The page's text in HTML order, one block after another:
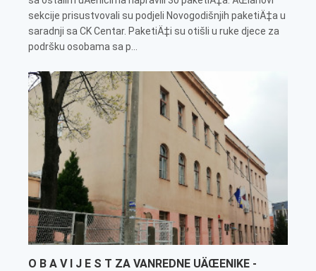
sekcije prisustvovali su podjeli Novogodišnjih paketiÄ‡a u
saradnji sa CK Centar. PaketiÄ‡i su otišli u ruke djece za
podršku osobama sa p...
O B A V I J E S T ZA VANREDNE UÄŒENIKE -